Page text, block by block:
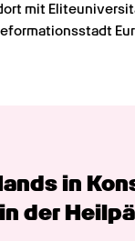
mit
in
der